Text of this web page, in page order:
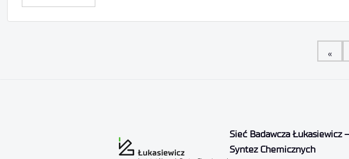
«
Sieć Badawcza Łukasiewicz
Syntez Chemicznych